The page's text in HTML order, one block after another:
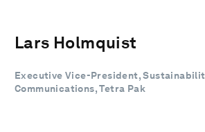
Lars Holmquist
Executive Vice-President,
Communications, Tetra Pak